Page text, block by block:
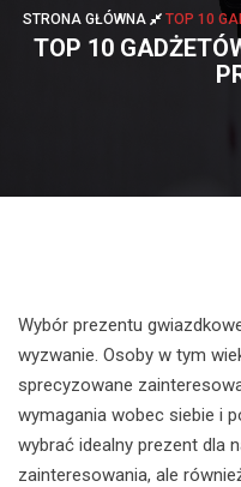
STRONA GŁÓWNA TOP 10
TOP 10
Wybór prezentu
wyzwanie. Osoby w tym
sprecyzowane
wymagania wobec siebie i
wybrać idealny prezent dla
zainteresowania, ale